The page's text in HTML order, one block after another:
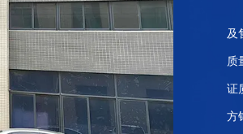
及
质
证
方